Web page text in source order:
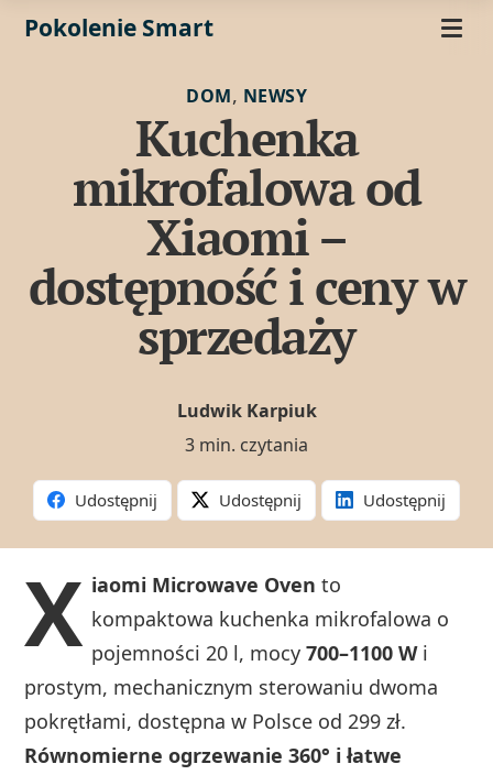
Pokolenie Smart
DOM, NEWSY
Kuchenka
mikrofalowa od
Xiaomi –
dostępność i ceny w
sprzedaży
Ludwik Karpiuk
3 min. czytania
Udostępnij Udostępnij Udostępnij
X iaomi Microwave Oven to
kompaktowa kuchenka mikrofalowa o
pojemności 20 l, mocy700–1100 Wi
prostym, mechanicznym sterowaniu dwoma
pokrętłami, dostępna w Polsce od 299 zł.
Równomierne ogrzewanie 360° i łatwe